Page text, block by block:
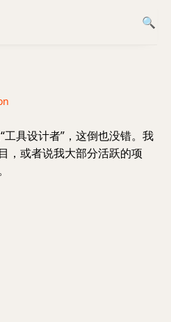
具设计者”，这倒也没错。我
，或者说我大部分活跃的项